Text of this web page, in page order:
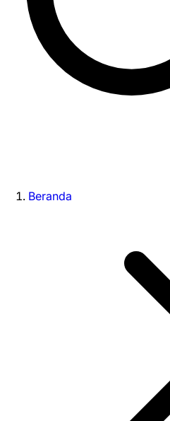
Beranda